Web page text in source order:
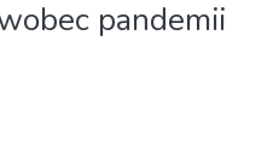
pandemii